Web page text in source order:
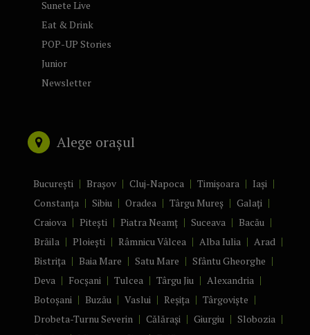
Sunete Live
Eat & Drink
POP-UP Stories
Junior
Newsletter
Alege orașul
București Brașov Cluj-Napoca Timișoara
Iași
Constanța
Sibiu Oradea Târgu Mureș
Galați
Craiova
Pitești Piatra Neamț Suceava
Bacău
Brăila
Ploiești Râmnicu Vâlcea Alba Iulia
Arad
Bistrița
Baia Mare Satu Mare
Sfântu Gheorghe
Deva
Focșani Tulcea Târgu Jiu
Alexandria
Botoșani
Buzău Vaslui Reșița
Târgoviște
Drobeta-Turnu Severin
Călărași Giurgiu
Slobozia